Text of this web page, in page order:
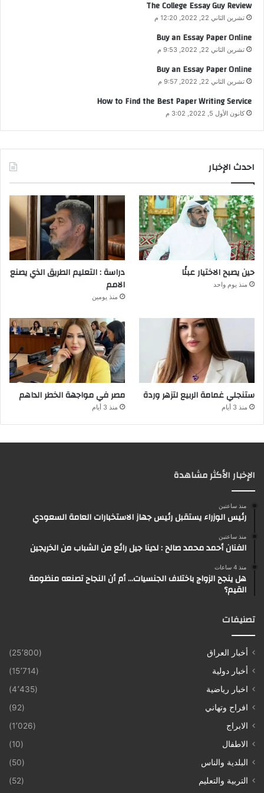
The College Essay Guy Review
تشرين الثاني 22, 2022, 12:20 م
Buy an Essay Paper Online
تشرين الثاني 22, 2022, 9:53 م
Buy an Essay Paper Online
تشرين الثاني 22, 2022, 9:57 م
How to Find the Best Paper Writing Service
كانون الأول 5, 2022, 3:02 م
احدث الإخبار
حين يصبح الاختيار عبئًا
منذ يوم واحد
دراسة : التعليم الطريق الذي يصنع
الامم
منذ يومين
ستنجلي غمامة الربيع لتزهر وردة
منذ 3 أيام
مصر في مواجهة الخطر الداهم
منذ 3 أيام
الإخبار الأكثر مشاهدة
منذ ساعتين
رئيس الوزراء يستقبل رئيس جهاز الاستخبارات العامة السعودي
منذ ساعتين
الفنان أحمد محمد صالح : لدينا جيل رائع من الشباب من الخريجين
منذ 4 ساعات
هل ينجح الزواج باختلاف الجنسيات… أم أن النجاح تصنعه منظومة
القيم؟
تصنيفات
أخبار العراق
(25٬800)
أخبار دولية
(15٬714)
اخبار رياضية
(4٬435)
افراح وتهاني
(92)
الابراج
(1٬026)
الاطفال
(10)
البلدية والناس
(50)
التربية والتعليم
(52)